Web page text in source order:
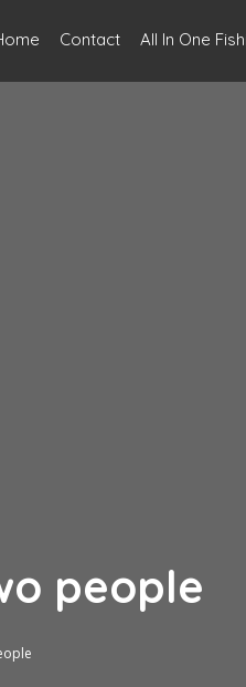
Contact All In One
people